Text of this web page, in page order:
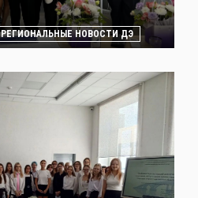
РЕГИОНАЛЬНЫЕ НОВОСТИ ДЭ